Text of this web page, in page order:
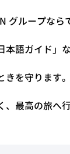
グループなら
本語ガイド」
を守ります。
最高の旅へ